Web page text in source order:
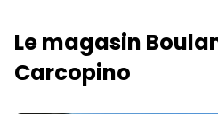
Le magasin
Carcopino